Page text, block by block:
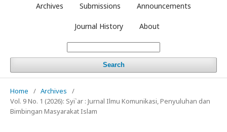
Archives Submissions Announcements
Journal History About
Search
Home / Archives
/
Vol. 9 No. 1 (2026): Syi`ar : Jurnal Ilmu Komunikasi, Penyuluhan dan
Bimbingan Masyarakat Islam